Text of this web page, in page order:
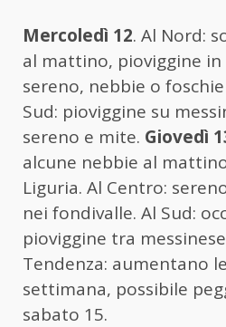
Mercoledì 12. Al Nord:
al mattino, pioviggine in
sereno, nebbie o
Sud: pioviggine su
sereno e mite. Giovedì
alcune nebbie al
Liguria. Al Centro:
nei fondivalle. Al Sud:
pioviggine tra
Tendenza: aumentano
settimana, possibile
sabato 15.